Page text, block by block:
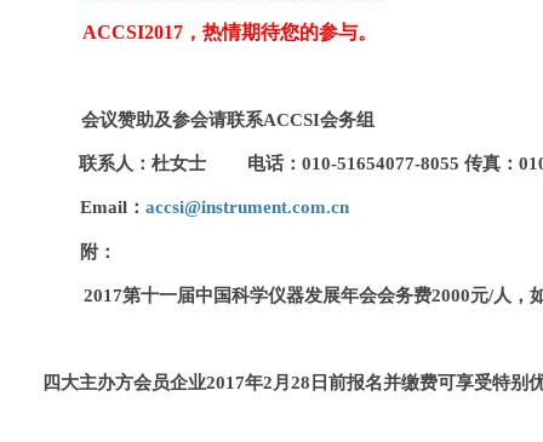
ACCSI2017 ，热情期待您的参与。
会议赞助及参会请联系ACCSI会务组
联系人：杜女士 电话：010-51654077-8055 传真：
Email ： accsi@instrument.com.cn
附：
2017第十一届中国科学仪器发展年会会务费2000元/人，
四大主办方会员企业2017年2月28日前报名并缴费可享受特别